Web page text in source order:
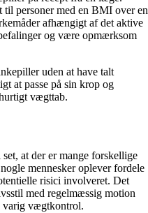
til personer med en BMI over en
afhængigt af det aktive
og være opmærksom
uden at have talt
at passe på sin krop og
vægttab.
at der er mange forskellige
mennesker oplever fordele
risici involveret. Det
med regelmæssig motion
varig vægtkontrol.